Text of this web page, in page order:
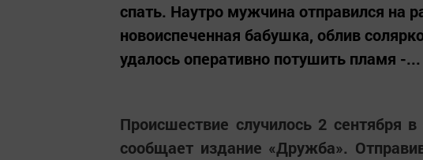
спать. Наутро мужчина отправился на
новоиспеченная бабушка, облив
удалось оперативно потушить пламя -...
Происшествие случилось 2 сентября
сообщает издание «Дружба».